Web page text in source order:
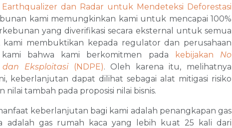
Earthqualizer dan Radar untuk Mendeteksi Deforestasi
kami memungkinkan kami untuk mencapai 100%
yang diverifikasi secara eksternal untuk semua
kami membuktikan kepada regulator dan perusahaan
bahwa kami berkomitmen pada
kebijakan No
Eksploitasi(NDPE). Oleh karena itu, melihatnya
keberlanjutan dapat dilihat sebagai alat mitigasi risiko
tambah pada proposisi nilai bisnis.
keberlanjutan bagi kami adalah penangkapan gas
adalah gas rumah kaca yang lebih kuat 25 kali dari